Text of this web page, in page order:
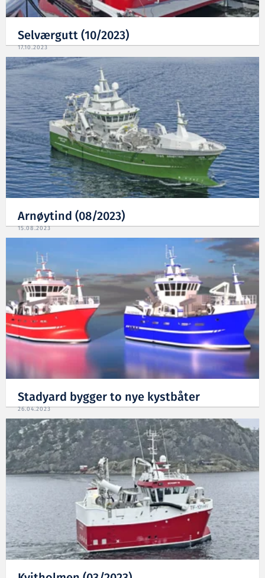
Selværgutt (10/2023)
17.10.2023
Arnøytind (08/2023)
15.08.2023
Stadyard bygger to nye kystbåter
26.04.2023